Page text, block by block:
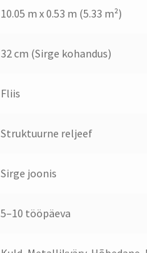
10.05 m x 0.53 m (5.33 m²)
32 cm (Sirge kohandus)
Fliis
Struktuurne reljeef
Sirge joonis
5–10 tööpäeva